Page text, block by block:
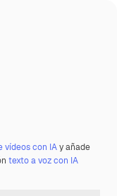
vídeos con IAy añade
texto a voz con IA